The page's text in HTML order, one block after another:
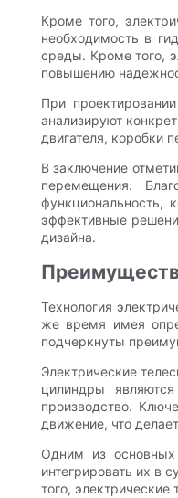
Кроме того,
необходимость в
среды. Кроме того,
повышению
При
анализируют
двигателя, коробки
В заключение
перемещения.
функциональность,
эффективные
дизайна.
Технология
же время имея
подчеркнуты
Электрические
цилиндры
производство.
движение, что
Одним из основных
интегрировать их в
того,